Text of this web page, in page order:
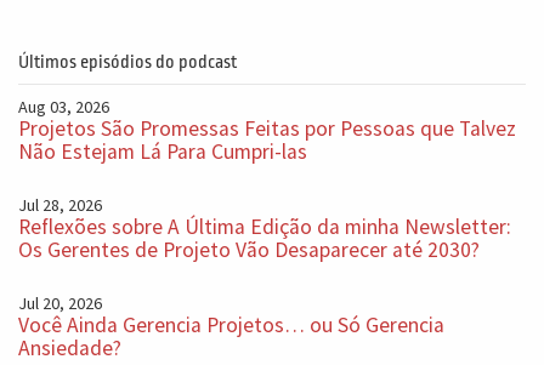
Últimos episódios do podcast
Aug 03, 2026
Projetos São Promessas Feitas por Pessoas que Talvez
Não Estejam Lá Para Cumpri-las
Jul 28, 2026
Reflexões sobre A Última Edição da minha Newsletter:
Os Gerentes de Projeto Vão Desaparecer até 2030?
Jul 20, 2026
Você Ainda Gerencia Projetos… ou Só Gerencia
Ansiedade?